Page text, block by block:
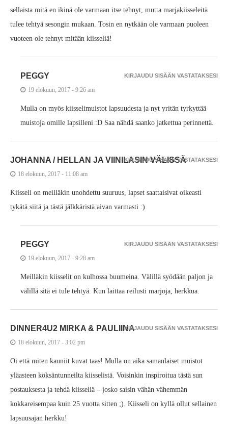
sellaista mitä en ikinä ole varmaan itse tehnyt, mutta marjakiisseleitä
tulee tehtyä sesongin mukaan. Tosin en nytkään ole varmaan puoleen
vuoteen ole tehnyt mitään kiisseliä!
PEGGY
19 elokuun, 2017 - 9:26 am
Mulla on myös kiisselimuistot lapsuudesta ja nyt yritän tyrkyttää
muistoja omille lapsilleni :D Saa nähdä saanko jatkettua perinnettä.
KIRJAUDU SISÄÄN VASTATAKSESI
JOHANNA / HELLAN JA VIINILASIN VÄLISSÄ
18 elokuun, 2017 - 11:08 am
Kiisseli on meilläkin unohdettu suuruus, lapset saattaisivat oikeasti
tykätä siitä ja tästä jälkkäristä aivan varmasti :)
KIRJAUDU SISÄÄN VASTATAKSESI
PEGGY
19 elokuun, 2017 - 9:28 am
Meilläkin kiisselit on kulhossa buumeina. Välillä syödään paljon ja
välillä sitä ei tule tehtyä. Kun laittaa reilusti marjoja, herkkua.
KIRJAUDU SISÄÄN VASTATAKSESI
DINNER4U2 MIRKA & PAULIINA
18 elokuun, 2017 - 3:02 pm
Oi että miten kauniit kuvat taas! Mulla on aika samanlaiset muistot
yläasteen köksäntunneilta kiisselistä. Voisinkin inspiroitua tästä sun
postauksesta ja tehdä kiisseliä – josko saisin vähän vähemmän
kokkareisempaa kuin 25 vuotta sitten ;). Kiisseli on kyllä ollut sellainen
lapsuusajan herkku!
KIRJAUDU SISÄÄN VASTATAKSESI